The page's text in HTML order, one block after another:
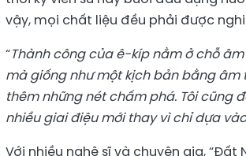
vậy, mọi chất liệu đều phải được
“Thành công của ê-kíp nằm ở chỗ
mà giống như một kịch bản bằng âm
thêm những nét chấm phá. Tôi cũng
nhiều giai điệu mới thay vì chỉ dựa
Với nhiều nghệ sĩ và chuyên gia, “Đất